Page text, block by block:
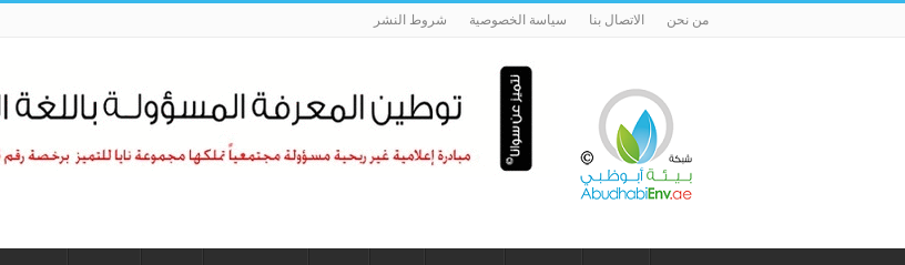
من نحن الاتصال بنا سياسة الخصوصية شروط النشر